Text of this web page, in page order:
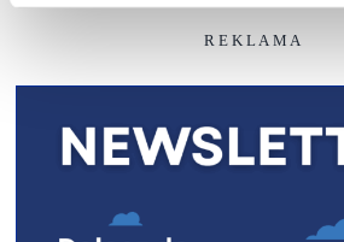
R E K L A M A